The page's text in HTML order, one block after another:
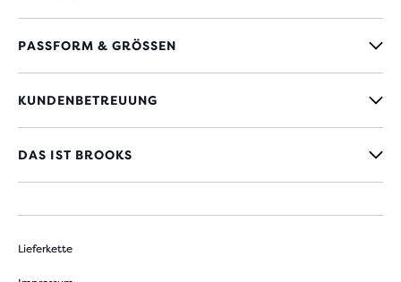
PASSFORM & GRÖSSEN
KUNDENBETREUUNG
DAS IST BROOKS
Lieferkette